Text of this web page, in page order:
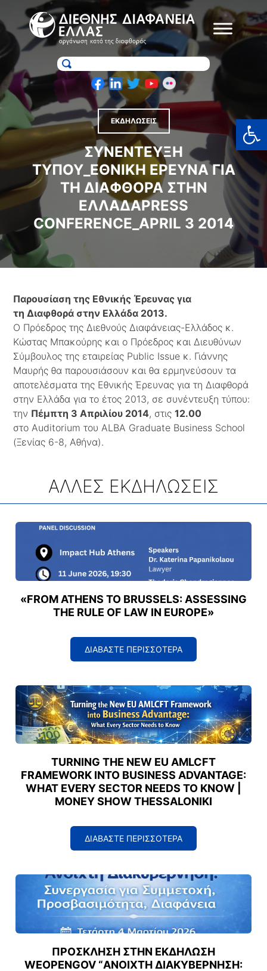
to
content
ΕΚΔΗΛΩΣΕΙΣ
ΣΥΝΈΝΤΕΥΞΗ
ΤΎΠΟΥ_ΕΘΝΙΚΉ ΈΡΕΥΝΑ ΓΙΑ
ΤΗ ΔΙΑΦΘΟΡΆ ΣΤΗΝ
ΕΛΛΆΔΑPRESS
CONFERENCE_APRIL 3 2014
Παρουσίαση της Εθνικής Έρευνας για
τηΔιαφθορά στην Ελλάδα 2013.
Ο Πρόεδρος της Διεθνούς Διαφάνειας-Ελλάδος κ.
Κώστας Μπακούρης και ο Πρόεδρος και Διευθύνων
Σύμβουλος της εταιρείας Public Issue κ. Γιάννης
Μαυρής θα παρουσιάσουν και θα ερμηνεύσουν τα
αποτελέσματα της Εθνικής Έρευνας για τη Διαφθορά
στην Ελλάδα για το έτος 2013, σε συνέντευξη τύπου:
την Πέμπτη 3 Απριλίου 2014, στις12.00
στο Auditorium του ALBA Graduate Business School
(Ξενίας 6-8, Αθήνα).
ΑΛΛΕΣ ΕΚΔΗΛΩΣΕΙΣ
«FROM ATHENS TO BRUSSELS: ASSESSING
THE RULE OF LAW IN EUROPE»
ΔΙΑΒΑΣΤΕ ΠΕΡΙΣΣΟΤΕΡΑ
TURNING THE NEW EU AMLCFT
FRAMEWORK INTO BUSINESS ADVANTAGE:
WHAT EVERY SECTOR NEEDS TO KNOW |
MONEY SHOW THESSALONIKI
ΔΙΑΒΑΣΤΕ ΠΕΡΙΣΣΟΤΕΡΑ
ΠΡΌΣΚΛΗΣΗ ΣΤΗΝ ΕΚΔΉΛΩΣΗ
WEOPENGOV “ΑΝΟΙΧΤΉ ΔΙΑΚΥΒΈΡΝΗΣΗ: